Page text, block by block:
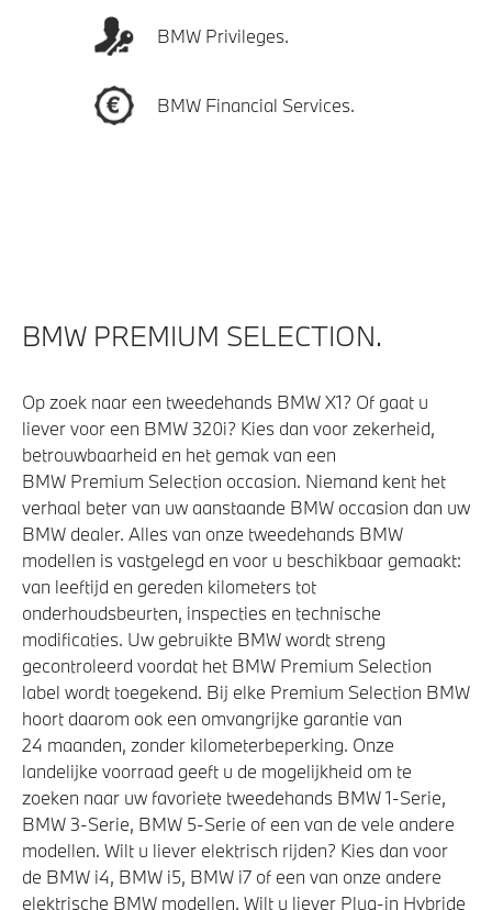
BMW Privileges.
BMW Financial Services.
BMW PREMIUM SELECTION.
Op zoek naar een tweedehands BMW X1? Of gaat u
liever voor een BMW 320i? Kies dan voor zekerheid,
betrouwbaarheid en het gemak van een
BMW Premium Selection occasion. Niemand kent het
verhaal beter van uw aanstaande BMW occasion dan uw
BMW dealer. Alles van onze tweedehands BMW
modellen is vastgelegd en voor u beschikbaar gemaakt:
van leeftijd en gereden kilometers tot
onderhoudsbeurten, inspecties en technische
modificaties. Uw gebruikte BMW wordt streng
gecontroleerd voordat het BMW Premium Selection
label wordt toegekend. Bij elke Premium Selection BMW
hoort daarom ook een omvangrijke garantie van
24 maanden, zonder kilometerbeperking. Onze
landelijke voorraad geeft u de mogelijkheid om te
zoeken naar uw favoriete tweedehands BMW 1-Serie,
BMW 3-Serie, BMW 5-Serie of een van de vele andere
modellen. Wilt u liever elektrisch rijden? Kies dan voor
de BMW i4, BMW i5, BMW i7 of een van onze andere
elektrische BMW modellen. Wilt u liever Plug-in Hybride